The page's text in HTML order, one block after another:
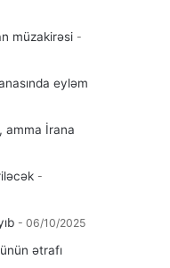
müzakirəsi
eyləm
amma İrana
06/10/2025
ətrafı